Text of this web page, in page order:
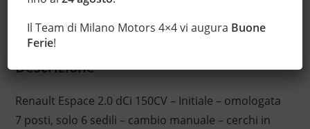
Descrizione
Renault Espace 2.0 dCi 150CV – Initiale – omologata
7 posti, solo 6 sedili – cambio manuale – cerchi in
Il Team di Milano Motors 4×4 vi augura Buone
Ferie!